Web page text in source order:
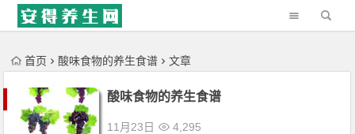
'); })();
首页 酸味食物的养生食谱 文章
酸味食物的养生食谱
11月23日 4,295